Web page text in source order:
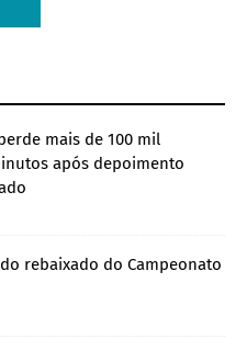
mais de 100 mil
após depoimento
rebaixado do Campeonato